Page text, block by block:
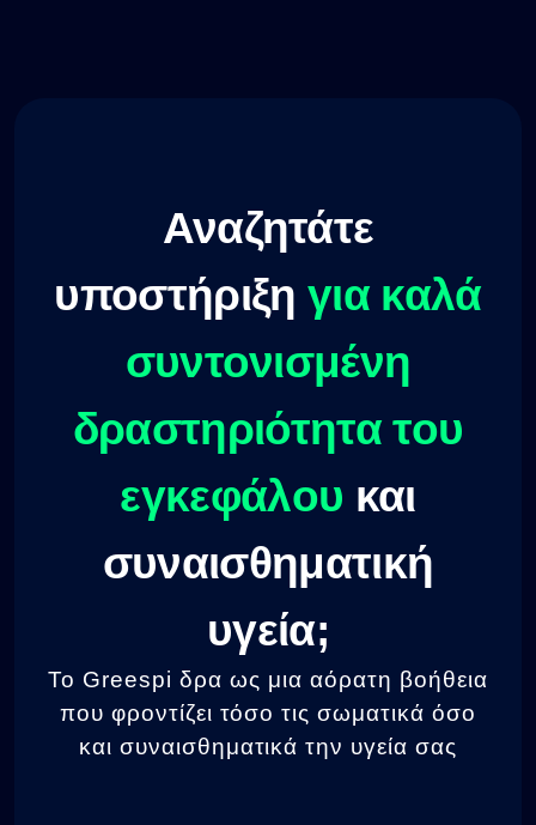
Αναζητάτε
υποστήριξη για καλά
συντονισμένη
δραστηριότητα του
εγκεφάλου και
συναισθηματική
υγεία;
Το Greespi δρα ως μια αόρατη βοήθεια
που φροντίζει τόσο τις σωματικά όσο
και συναισθηματικά την υγεία σας